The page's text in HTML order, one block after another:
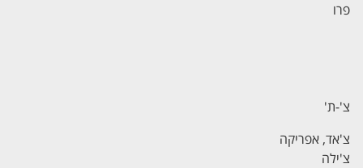
פרו
צ'-ת'
צ'אד, אפריקה
צ'ילה